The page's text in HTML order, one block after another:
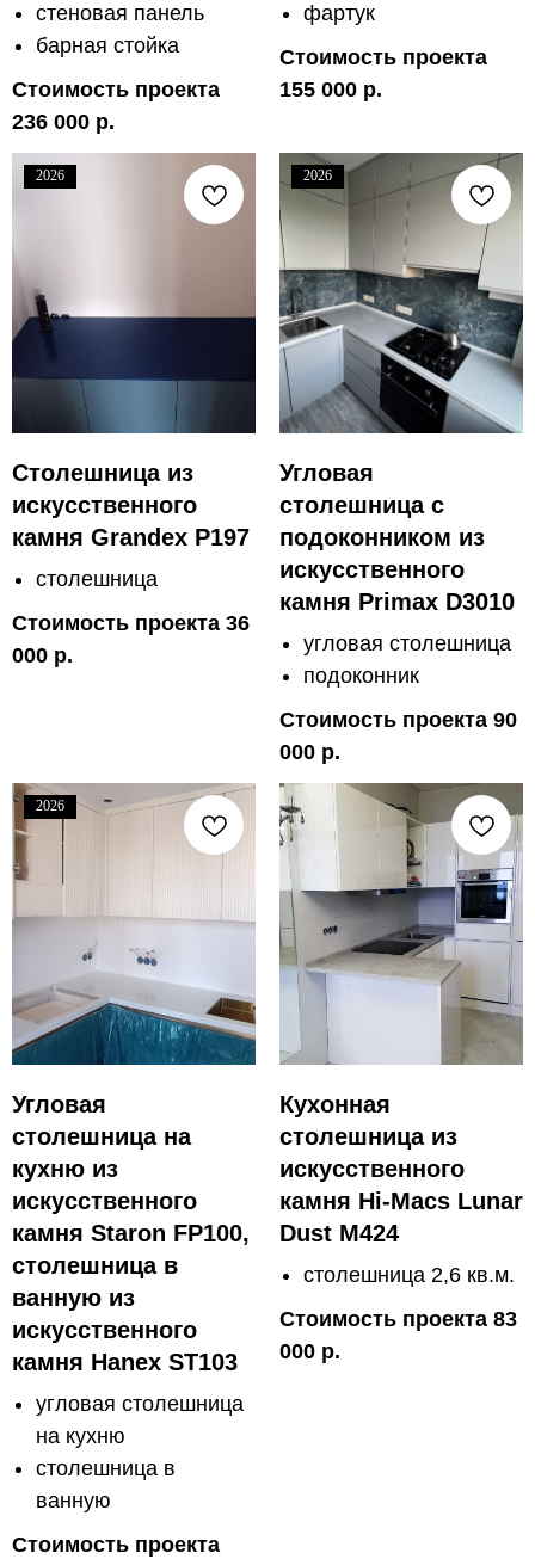
стеновая панель
барная стойка
Стоимость проекта
236 000 р.
фартук
Стоимость проекта
155 000 р.
2026
Столешница из
искусственного
камня Grandex P197
столешница
Стоимость проекта 36
000 р.
2026
Угловая
столешница с
подоконником из
искусственного
камня Primax D3010
угловая столешница
подоконник
Стоимость проекта 90
000 р.
2026
Угловая
столешница на
кухню из
искусственного
камня Staron FP100,
столешница в
ванную из
искусственного
камня Hanex ST103
угловая столешница
на кухню
столешница в
ванную
Стоимость проекта
Кухонная
столешница из
искусственного
камня Hi-Macs Lunar
Dust M424
столешница 2,6 кв.м.
Стоимость проекта 83
000 р.